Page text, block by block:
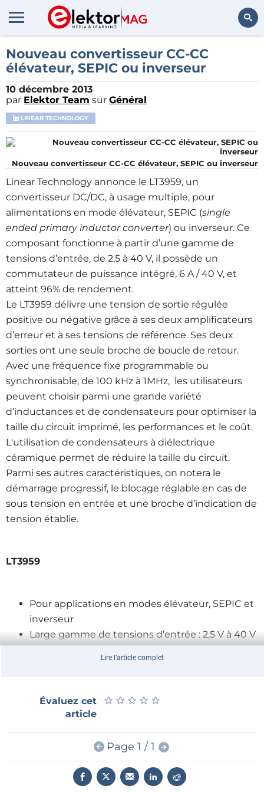
Nouveau convertisseur CC-CC
élévateur, SEPIC ou inverseur
10 décembre 2013
par Elektor Team sur Général
LINEAR TECHNOLOGY
Nouveau convertisseur CC-CC élévateur, SEPIC ou inverseur
Linear Technology annonce le LT3959, un
convertisseur DC/DC, à usage multiple, pour
alimentations en mode élévateur, SEPIC (single
ended primary inductor converter) ou inverseur. Ce
composant fonctionne à partir d’une gamme de
tensions d’entrée, de 2,5 à 40 V, il possède un
commutateur de puissance intégré, 6 A / 40 V, et
atteint 96% de rendement.
Le LT3959 délivre une tension de sortie régulée
positive ou négative grâce à ses deux amplificateurs
d’erreur et à ses tensions de référence. Ses deux
sorties ont une seule broche de boucle de retour.
Avec une fréquence fixe programmable ou
synchronisable, de 100 kHz à 1MHz, les utilisateurs
peuvent choisir parmi une grande variété
d’inductances et de condensateurs pour optimiser la
taille du circuit imprimé, les performances et le coût.
L'utilisation de condensateurs à diélectrique
céramique permet de réduire la taille du circuit.
Parmi ses autres caractéristiques, on notera le
démarrage progressif, le blocage réglable en cas de
sous tension en entrée et une broche d’indication de
tension établie.
LT3959
Pour applications en modes élévateur, SEPIC et
inverseur
Large gamme de tensions d’entrée : 2,5 V à 40 V
Tension de sortie positive ou négative fixée à
d’asservissement
Choix de la fréquence de fonctionnement fixe :
Synchronisation possible à une horloge externe
Contrôle à mode courant vrai
Protection contre les surtensions et
Lire l'article complet
Évaluez cet
article
★ ★ ★ ★ ★
★ ★ ★ ★ ★
Page 1 / 1